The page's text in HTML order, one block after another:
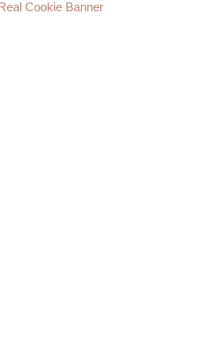
Cookie Banner